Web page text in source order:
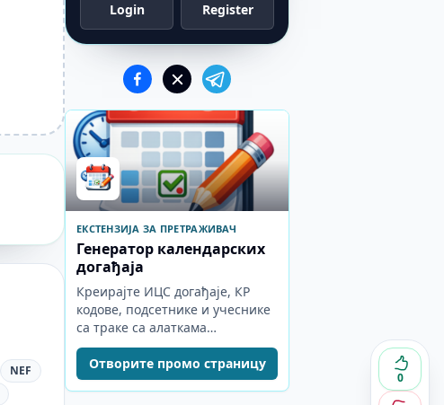
0
NEF
Login Register
ЕКСТЕНЗИЈА ЗА ПРЕТРАЖИВАЧ
Генератор календарских
догађаја
Креирајте ИЦС догађаје, КР
кодове, подсетнике и учеснике
са траке са алаткама
претраживача.
Отворите промо страницу